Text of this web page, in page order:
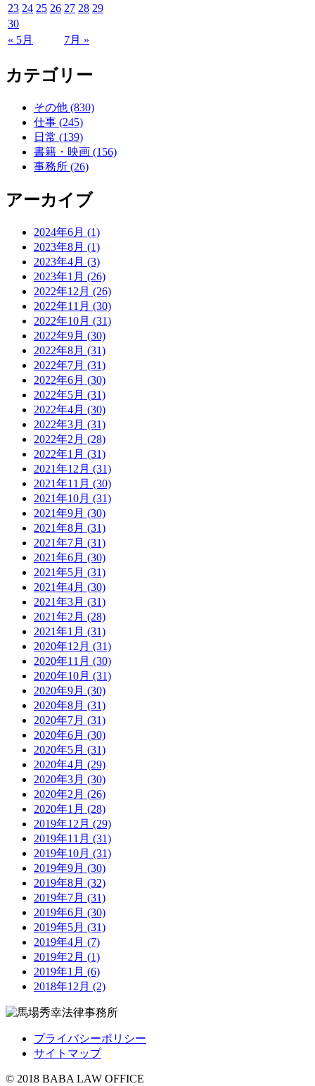
« 5月 7月 »
23 24 25 26 27 28 29
30
カテゴリー
その他 (830)
仕事 (245)
日常 (139)
書籍・映画 (156)
事務所 (26)
アーカイブ
2024年6月 (1)
2023年8月 (1)
2023年4月 (3)
2023年1月 (26)
2022年12月 (26)
2022年11月 (30)
2022年10月 (31)
2022年9月 (30)
2022年8月 (31)
2022年7月 (31)
2022年6月 (30)
2022年5月 (31)
2022年4月 (30)
2022年3月 (31)
2022年2月 (28)
2022年1月 (31)
2021年12月 (31)
2021年11月 (30)
2021年10月 (31)
2021年9月 (30)
2021年8月 (31)
2021年7月 (31)
2021年6月 (30)
2021年5月 (31)
2021年4月 (30)
2021年3月 (31)
2021年2月 (28)
2021年1月 (31)
2020年12月 (31)
2020年11月 (30)
2020年10月 (31)
2020年9月 (30)
2020年8月 (31)
2020年7月 (31)
2020年6月 (30)
2020年5月 (31)
2020年4月 (29)
2020年3月 (30)
2020年2月 (26)
2020年1月 (28)
2019年12月 (29)
2019年11月 (31)
2019年10月 (31)
2019年9月 (30)
2019年8月 (32)
2019年7月 (31)
2019年6月 (30)
2019年5月 (31)
2019年4月 (7)
2019年2月 (1)
2019年1月 (6)
2018年12月 (2)
プライバシーポリシー
サイトマップ
© 2018 BABA LAW OFFICE